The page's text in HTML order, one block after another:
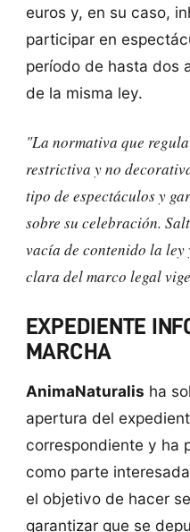
euros y, en su caso,
participar en
período de hasta dos
de la misma ley.
"La normativa que
restrictiva y no
tipo de espectáculos y
sobre su celebración.
vacía de contenido la
clara del marco legal
EXPEDIENTE
MARCHA
AnimaNaturalis ha
apertura del
correspondiente y ha
como parte
el objetivo de hacer
garantizar que se